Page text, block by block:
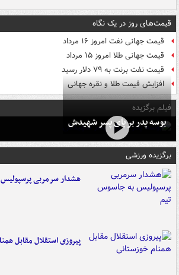
قیمت‌های روز در یک نگاه
قیمت جهانی نفت امروز ۱۶ مرداد
قیمت جهانی طلا امروز ۱۵ مرداد
قیمت نفت برنت به ۷۹ دلار رسید
افزایش قیمت طلا و نقره جهانی
فیلم برگزیده
بوسه‌ پدر بر پای پسر شهیدش
برگزیده ورزشی
هشدار سرمربی
پیروزی استقلال مقابل